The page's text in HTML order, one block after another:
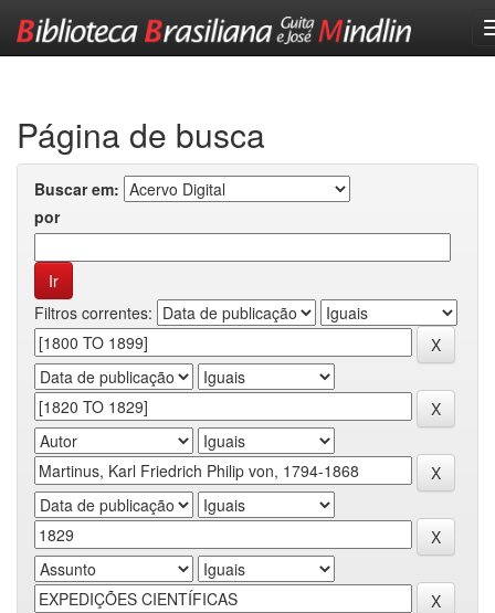
Página de busca
Buscar em:
por
Filtros correntes: